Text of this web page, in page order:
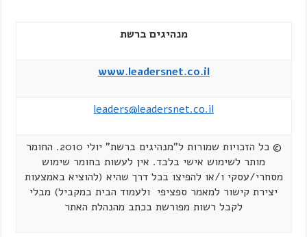
מנהיגים ברשת
www.leadersnet.co.il
leaders@leadersnet.co.il
© כל הזכויות שמורות ל"מנהיגים ברשת" יולי 2010. החומר
מותר לשימוש אישי בלבד. אין לעשות בחומר שימוש
מסחרי/עסקי ו/או להפיצו בכל דרך שהיא (להוציא באמצעות
יצירת קישור למאמר ספציפי ולעמוד הבית במקביל) מבלי
לקבל רשות מפורשת בכתב מהנהלת האתר